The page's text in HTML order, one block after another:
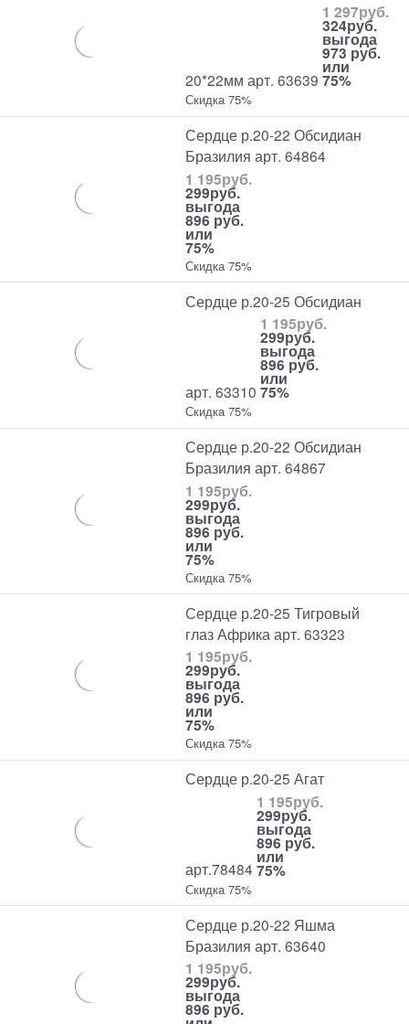
20*22мм арт. 63639
1 297руб.
324руб.
выгода
973 руб.
или
75%
Скидка 75%
Сердце р.20-22 Обсидиан
Бразилия арт. 64864
1 195руб.
299руб.
выгода
896 руб.
или
75%
Скидка 75%
Сердце р.20-25 Обсидиан
арт. 63310
1 195руб.
299руб.
выгода
896 руб.
или
75%
Скидка 75%
Сердце р.20-22 Обсидиан
Бразилия арт. 64867
1 195руб.
299руб.
выгода
896 руб.
или
75%
Скидка 75%
Сердце р.20-25 Тигровый
глаз Африка арт. 63323
1 195руб.
299руб.
выгода
896 руб.
или
75%
Скидка 75%
Сердце р.20-25 Агат
арт.78484
1 195руб.
299руб.
выгода
896 руб.
или
75%
Скидка 75%
Сердце р.20-22 Яшма
Бразилия арт. 63640
1 195руб.
299руб.
выгода
896 руб.